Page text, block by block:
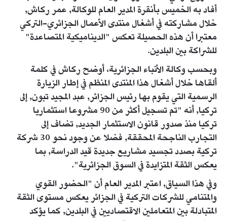
أفاد به الخميس بأنقرة المدير العام للوكالة, عمر ركاش,
خلال مشاركته في أشغال منتدى الأعمال الجزائري-التركي
معتبرا أن هذه الحصيلة تعكس "الديناميكية المتصاعدة"
للشراكة بين البلدين.
وبحسب وكالة الأنباء الجزائرية، أوضح ركاش في كلمة
ألقاها خلال أشغال هذا المنتدى المنظم في إطار الزيارة
الرسمية التي يقوم بها رئيس الجزائر, عبد المجيد تبون, إلى
تركيا, أنه "تم تسجيل أكثر من 90 مشروعا استثماريا
تركيا منذ صدور قانون الاستثمار الجديد, تضاف إلى
التجارب الناجحة المحققة, فضلا عن وجود نحو 30 شركة
تركية بصدد تجسيد مشاريع جديدة قيد الدراسة, بما
يعكس الثقة المتزايدة في السوق الجزائرية".
وفي هذا السياق, اعتبر المدير العام أن "الحضور القوي
والمتنامي للشركات التركية في الجزائر يعكس مستوى الثقة
المتبادلة بين المتعاملين الاقتصاديين في البلدين, كما يؤكد